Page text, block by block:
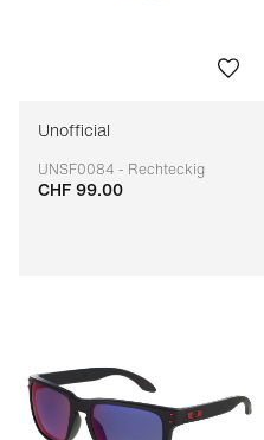
Unofficial
UNSF0084 - Rechteckig
Anpassbar
CHF 99.00